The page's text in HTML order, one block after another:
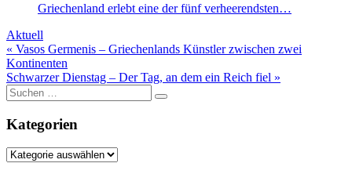
Griechenland erlebt eine der fünf verheerendsten…
Aktuell
Beitragsnavigation
« Vasos Germenis – Griechenlands Künstler zwischen zwei
Kontinenten
Schwarzer Dienstag – Der Tag, an dem ein Reich fiel »
Suche
nach:
Kategorien
Kategorien